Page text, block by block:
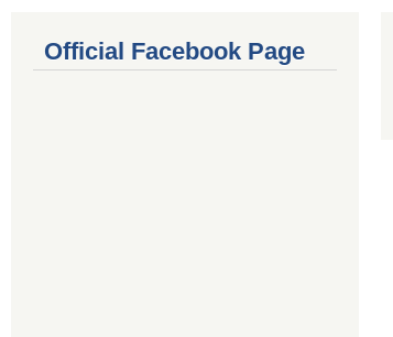
Official Facebook Page